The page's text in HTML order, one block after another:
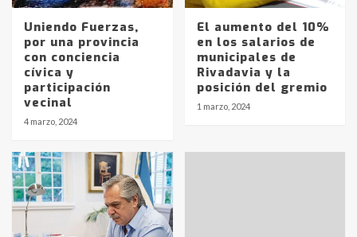
Uniendo Fuerzas,
por una provincia
con conciencia
cívica y
participación
vecinal
4 marzo, 2024
El aumento del 10%
en los salarios de
municipales de
Rivadavia y la
posición del gremio
1 marzo, 2024